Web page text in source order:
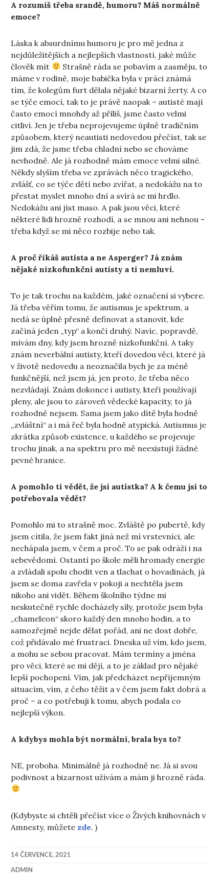
A rozumíš třeba srandě, humoru? Máš normálně
emoce?
Láska k absurdnímu humoru je pro mě jedna z
nejdůležitějších a nejlepších vlastností, jaké může
člověk mít
Strašně ráda se pobavím a zasměju, to
máme v rodině, moje babička byla v práci známá
tím, že kolegům furt dělala nějaké bizarní žerty. A co
se týče emocí, tak to je právě naopak – autisté mají
často emocí mnohdy až příliš, jsme často velmi
citliví. Jen je třeba neprojevujeme úplně tradičním
způsobem, který neautisti nedovedou přečíst, tak se
jim zdá, že jsme třeba chladní nebo se chováme
nevhodně. Ale já rozhodně mám emoce velmi silné.
Někdy slyším třeba ve zprávách něco tragického,
zvlášť, co se týče dětí nebo zvířat, a nedokážu na to
přestat myslet mnoho dní a svírá se mi hrdlo.
Nedokážu ani jíst maso. A pak jsou věci, které
některé lidi hrozně rozhodí, a se mnou ani nehnou –
třeba když se mi něco rozbije nebo tak.
A proč říkáš autista a ne Asperger? Já znám
nějaké nízkofunkční autisty a ti nemluví.
To je tak trochu na každém, jaké označení si vybere.
Já třeba věřím tomu, že autismus je spektrum, a
nedá se úplně přesně definovat a stanovit, kde
začíná jeden „typ“ a končí druhý. Navíc, popravdě,
mívám dny, kdy jsem hrozně nízkofunkční. A taky
znám neverbální autisty, kteří dovedou věci, které já
v životě nedovedu a neoznačila bych je za méně
funkčnější, než jsem já, jen proto, že třeba něco
nezvládají. Znám dokonce i autisty, kteří používají
pleny, ale jsou to zároveň vědecké kapacity, to já
rozhodně nejsem. Sama jsem jako dítě byla hodně
„zvláštní“ a i má řeč byla hodně atypická. Autismus je
zkrátka způsob existence, u každého se projevuje
trochu jinak, a na spektru pro mě neexistují žádné
pevné hranice.
A pomohlo ti vědět, že jsi autistka? A k čemu jsi to
potřebovala vědět?
Pomohlo mi to strašně moc. Zvláště po pubertě, kdy
jsem cítila, že jsem fakt jiná než mí vrstevníci, ale
nechápala jsem, v čem a proč. To se pak odráží i na
sebevědomí. Ostantí po škole měli hromady energie
a zvládali spolu chodit ven a tlachat o hovadinách, já
jsem se doma zavřela v pokoji a nechtěla jsem
nikoho ani vidět. Během školního týdne mi
neskutečně rychle docházely síly, protože jsem byla
„chameleon“ skoro každý den mnoho hodin, a to
samozřejmě nejde dělat pořád, ani ne dost dobře,
což přidávalo mé frustraci. Dneska už vím, kdo jsem,
a mohu se sebou pracovat. Mám termíny a jména
pro věci, které se mi dějí, a to je základ pro nějaké
lepší pochopení. Vím, jak předcházet nepříjemným
situacím, vím, z čeho těžit a v čem jsem fakt dobrá a
proč – a co potřebuji k tomu, abych podala co
nejlepší výkon.
A kdybys mohla být normální, brala bys to?
NE, proboha. Minimálně já rozhodně ne. Já si svou
podivnost a bizarnost užívám a mám ji hrozně ráda.
(Kdybyste si chtěli přečíst více o Živých knihovnách v
Amnesty, můžete zde. )
14 ČERVENCE, 2021
ADMIN